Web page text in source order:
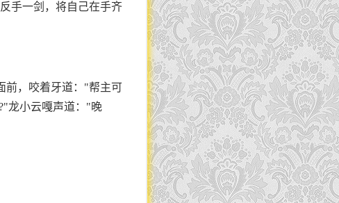
手一剑，将自己在手齐
前，咬着牙道："帮主可
龙小云嘎声道："晚